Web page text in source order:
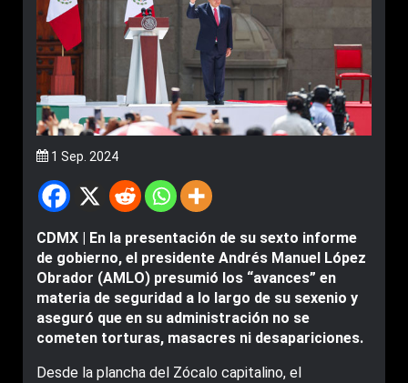
1 Sep. 2024
CDMX | En la presentación de su sexto informe
de gobierno, el presidente Andrés Manuel López
Obrador (AMLO) presumió los “avances” en
materia de seguridad a lo largo de su sexenio y
aseguró que en su administración no se
cometen torturas, masacres ni desapariciones.
Desde la plancha del Zócalo capitalino, el